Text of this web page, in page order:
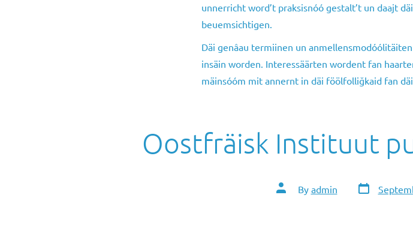
unnerricht word’t praksisnóó gestalt’t un daajt
beuemsichtigen.
Däi genâau termiinen un
insäin worden. Interessäärten wordent fan
mäinsóóm mit annernt in däi föölfolliğkaid fan
Oostfräisk Instituut
Post
author
By admin
Post
date